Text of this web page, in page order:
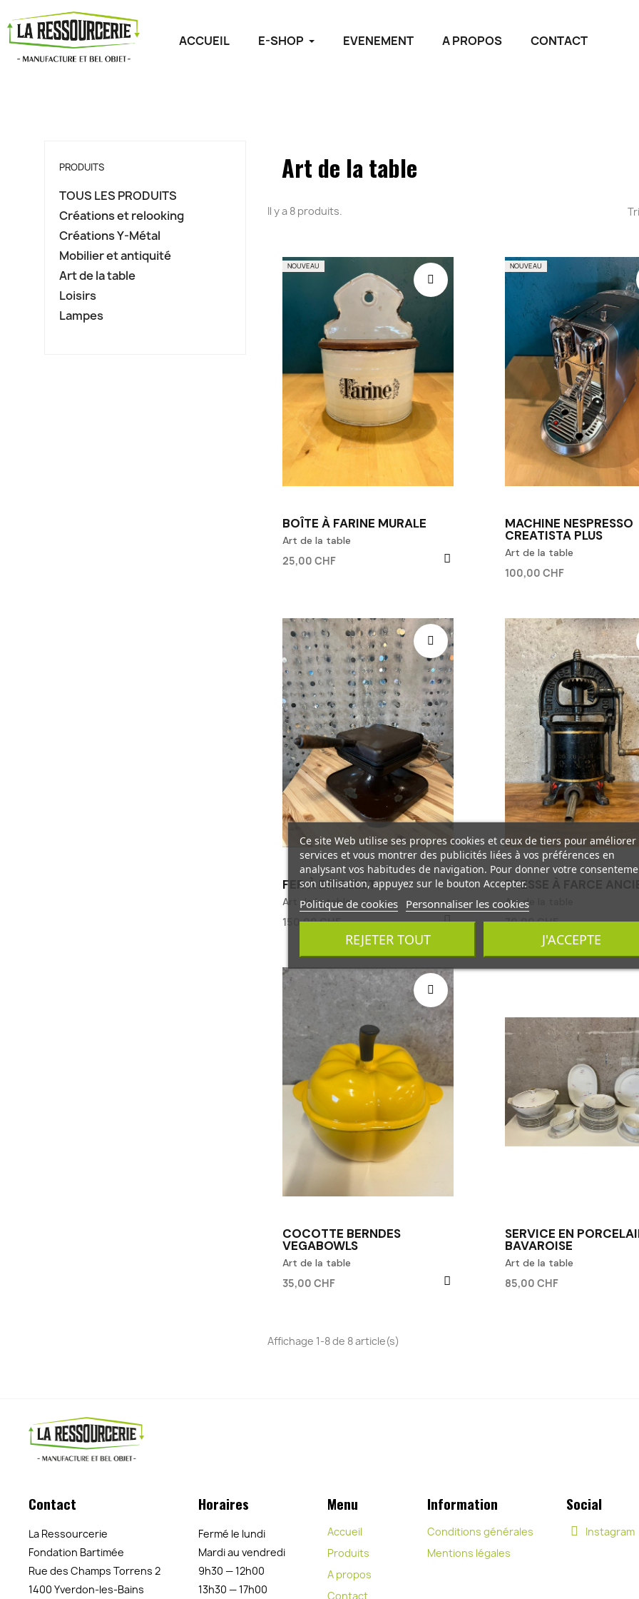
ACCUEIL E-SHOP EVENEMENT A PROPOS CONTACT
PRODUITS
TOUS LES PRODUITS
Créations et relooking
Créations Y-Métal
Mobilier et antiquité
Art de la table
Loisirs
Lampes
Art de la table
Il y a 8 produits.
BOÎTE À FARINE MURALE
Art de la table
25,00 CHF
NOUVEAU
MACHINE NESPRESSO
CREATISTA PLUS
Art de la table
100,00 CHF
NOUVEAU
FER À BRICELET
Art de la table
150,00 CHF
PRESSE À FARCE
Art de la table
70,00 CHF
COCOTTE BERNDES
VEGABOWLS
Art de la table
35,00 CHF
SERVICE EN
BAVAROISE
Art de la table
85,00 CHF
Affichage 1-8 de 8 article(s)
Contact
La Ressourcerie
Fondation Bartimée
Rue des Champs Torrens 2
1400 Yverdon-les-Bains
Horaires
Fermé le lundi
Mardi au vendredi
9h30 — 12h00
13h30 — 17h00
Menu
Accueil
Produits
A propos
Contact
Information
Conditions générales
Mentions légales
Social
Instagram
Ce site Web utilise ses propres cookies et ceux de tiers pour améliorer
services et vous montrer des publicités liées à vos préférences en
analysant vos habitudes de navigation. Pour donner votre
son utilisation, appuyez sur le bouton Accepter.
Politique de cookies Personnaliser les cookies
REJETER TOUT J'ACCEPTE